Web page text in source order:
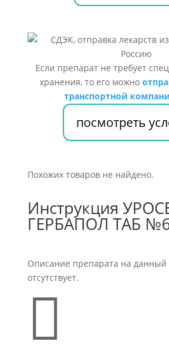
Если препарат не требует
хранения, то его можно
транспортной
посмотреть
Похожих товаров не найдено.
Инструкция
ГЕРБАПОЛ ТАБ
Описание препарата на
отсутствует.
